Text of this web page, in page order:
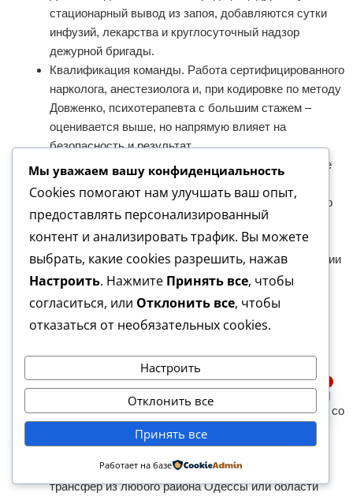
стационарный вывод из запоя, добавляются сутки
инфузий, лекарства и круглосуточный надзор
дежурной бригады.
Квалификация команды. Работа сертифицированного
нарколога, анестезиолога и, при кодировке по методу
Довженко, психотерапевта с большим стажем –
оценивается выше, но напрямую влияет на
безопасность и результат.
Стоимость препарата или импланта. Оригинальные
дженериков, однако показывают более стабильную
концентрацию действующего вещества.
Дополнительная психотерапия. Индивидуальные
сессии, групповые занятия и семейные консультации
входят в отдельный блок «поддержка после
кодировки от алкоголя» и цена, соответственно,
кодировки от алкоголизма в Одессе сразу
закладываются пост‑процедурные осмотры.
Повторное введение препарата или обновление
установки по Довженко оплачивается отдельно, но со
Уровень сервиса. Одноместная палата с
повышенным комфортом, расширенное меню и
трансфер из любого района Одессы или области
Мы уважаем вашу конфиденциальность
Cookies помогают нам улучшать ваш опыт,
предоставлять персонализированный
контент и анализировать трафик. Вы можете
выбрать, какие cookies разрешить, нажав
Настроить. Нажмите Принять все, чтобы
согласиться, или Отклонить все, чтобы
отказаться от необязательных cookies.
Настроить
Отклонить все
Принять все
Работает на базе
Спросить врача
Open